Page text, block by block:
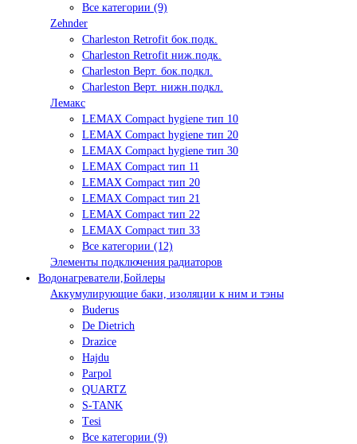
Все категории (9)
Zehnder
Charleston Retrofit бок.подк.
Charleston Retrofit ниж.подк.
Charleston Верт. бок.подкл.
Charleston Верт. нижн.подкл.
Лемакс
LEMAX Compact hygiene тип 10
LEMAX Compact hygiene тип 20
LEMAX Compact hygiene тип 30
LEMAX Compact тип 11
LEMAX Compact тип 20
LEMAX Compact тип 21
LEMAX Compact тип 22
LEMAX Compact тип 33
Все категории (12)
Элементы подключения радиаторов
Водонагреватели,Бойлеры
Аккумулирующие баки, изоляции к ним и тэны
Buderus
De Dietrich
Drazice
Hajdu
Parpol
QUARTZ
S-TANK
Tеsi
Все категории (9)